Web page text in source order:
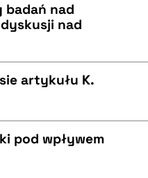
nad
nad
artykułu K.
pod wpływem